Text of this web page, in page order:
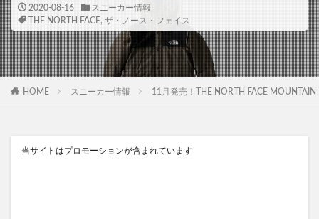
2020-08-16
スニーカー情報
THE NORTH FACE, ザ・ノース・フェイス
HOME スニーカー情報 11月発売！THE NORTH FACE
当サイトはプロモーションが含まれています